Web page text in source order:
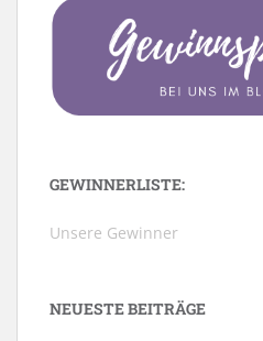
GEWINNERLISTE:
Unsere Gewinner
NEUESTE BEITRÄGE